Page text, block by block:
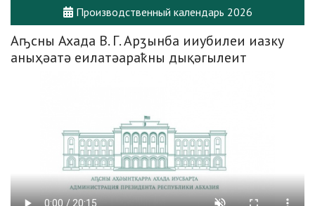
Производственный календарь 2026
Аҧсны Ахада В. Г. Арӡынба ииубилеи иазку
аныҳәатә еилатәараҟны дықәгылеит